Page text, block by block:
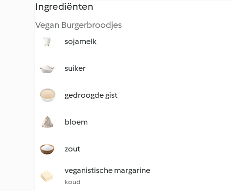
Ingrediënten
Vegan Burgerbroodjes
sojamelk
suiker
gedroogde gist
bloem
zout
veganistische margarine
koud